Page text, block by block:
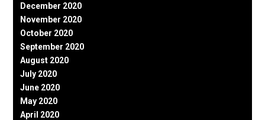
December 2020
November 2020
October 2020
September 2020
August 2020
July 2020
June 2020
May 2020
April 2020